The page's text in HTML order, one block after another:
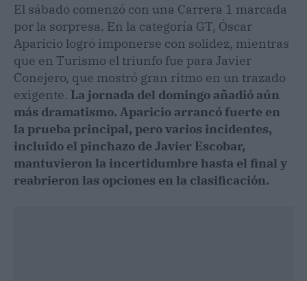
El sábado comenzó con una Carrera 1 marcada
por la sorpresa. En la categoría GT, Óscar
Aparicio logró imponerse con solidez, mientras
que en Turismo el triunfo fue para Javier
Conejero, que mostró gran ritmo en un trazado
exigente. La jornada del domingo añadió aún
más dramatismo. Aparicio arrancó fuerte en
la prueba principal, pero varios incidentes,
incluido el pinchazo de Javier Escobar,
mantuvieron la incertidumbre hasta el final y
reabrieron las opciones en la clasificación.